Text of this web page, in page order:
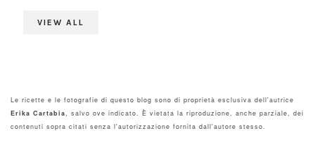
VIEW ALL
Le ricette e le fotografie di questo blog sono di proprietà esclusiva dell'autrice
Erika Cartabia, salvo ove indicato. È vietata la riproduzione, anche parziale, dei
contenuti sopra citati senza l'autorizzazione fornita dall'autore stesso.